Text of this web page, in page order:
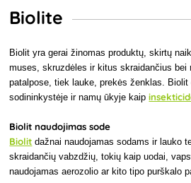
Biolite
Biolit yra gerai žinomas produktų, skirtų
muses, skruzdėles ir kitus skraidančius bei
patalpose, tiek lauke, prekės ženklas. Biolit
sodininkystėje ir namų ūkyje kaip
Biolit naudojimas sode
Biolit dažnai naudojamas sodams ir lauko
skraidančių vabzdžių, tokių kaip uodai,
naudojamas aerozolio ar kito tipo purškalo